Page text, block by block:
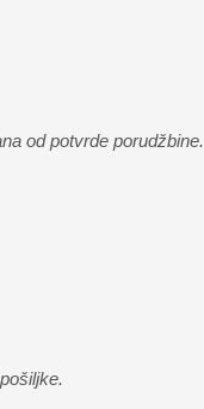
od potvrde porudžbine.